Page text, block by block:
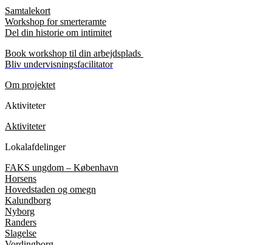
Samtalekort
Workshop for smerteramte
Del din historie om intimitet
Book workshop til din arbejdsplads
Bliv undervisningsfacilitator
Om projektet
Aktiviteter
Aktiviteter
Lokalafdelinger
FAKS ungdom – København
Horsens
Hovedstaden og omegn
Kalundborg
Nyborg
Randers
Slagelse